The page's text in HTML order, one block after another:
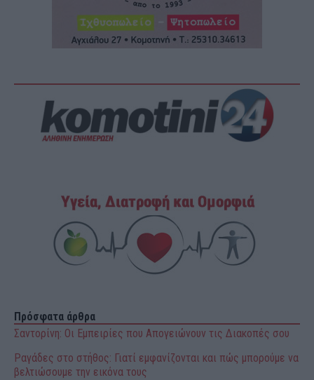
Πρόσφατα άρθρα
Σαντορίνη: Οι Εμπειρίες που Απογειώνουν τις Διακοπές σου
Ραγάδες στο στήθος: Γιατί εμφανίζονται και πώς μπορούμε να
βελτιώσουμε την εικόνα τους